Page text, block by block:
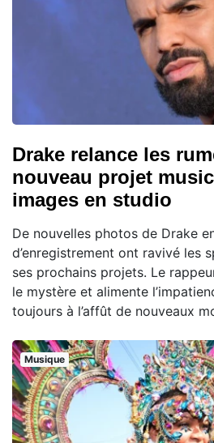
Drake relance les
nouveau projet
images en studio
De nouvelles photos de Drake
d’enregistrement ont ravivé les
ses prochains projets. Le
le mystère et alimente
toujours à l’affût de nouveaux
Musique